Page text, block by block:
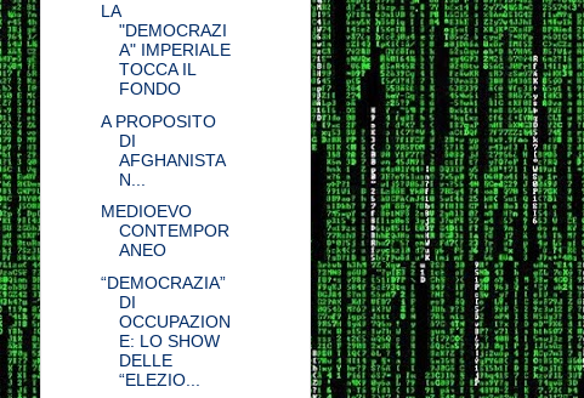
LA
"DEMOCRAZI
A" IMPERIALE
TOCCA IL
FONDO
A PROPOSITO
DI
AFGHANISTA
N...
MEDIOEVO
CONTEMPOR
ANEO
“DEMOCRAZIA”
DI
OCCUPAZION
E: LO SHOW
DELLE
“ELEZIO...